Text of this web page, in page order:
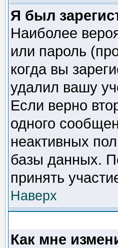
Я был
Наиболее
или пароль
когда вы
удалил вашу
Если верно
одного
неактивных
базы данных.
принять
Наверх
Как мне